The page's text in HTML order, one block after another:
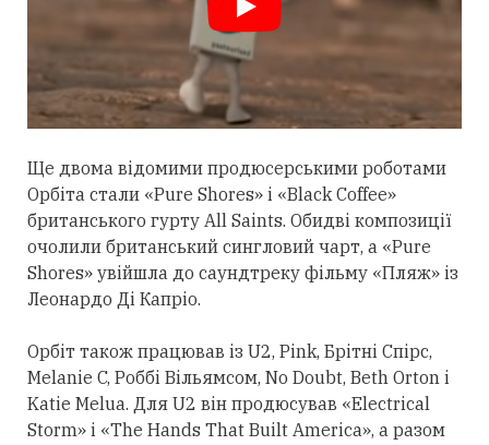
Ще двома відомими продюсерськими роботами
Орбіта стали «Pure Shores» і «Black Coffee»
британського гурту All Saints. Обидві композиції
очолили британський сингловий чарт, а «Pure
Shores» увійшла до саундтреку фільму «Пляж» із
Леонардо Ді Капріо.
Орбіт також працював із U2, Pink, Брітні Спірс,
Melanie C, Роббі Вільямсом, No Doubt, Beth Orton і
Katie Melua. Для U2 він продюсував «Electrical
Storm» і «The Hands That Built America», а разом